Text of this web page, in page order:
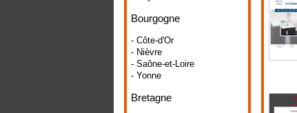
Bourgogne
- Côte-d'Or
- Nièvre
- Saône-et-Loire
- Yonne
Bretagne